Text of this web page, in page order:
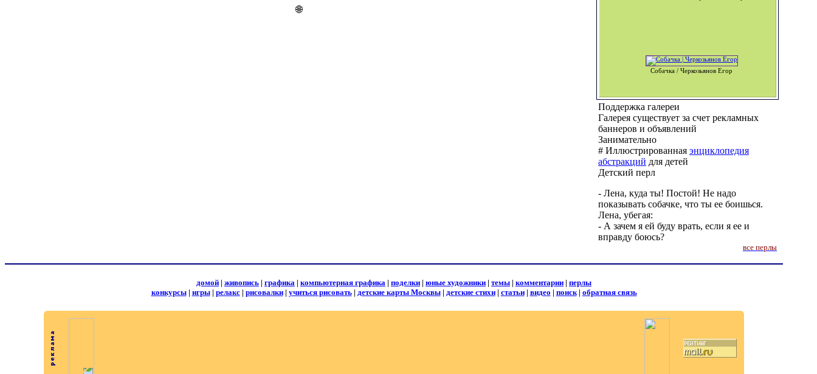
🌐
Собачка / Черкозьянов Егор
Поддержка галереи
Галерея существует за счет рекламных
баннеров и объявлений
Занимательно
# Иллюстрированная энциклопедия
абстракций для детей
Детский перл
- Лена, куда ты! Постой! Не надо
показывать собачке, что ты ее боишься.
Лена, убегая:
- А зачем я ей буду врать, если я ее и
вправду боюсь?
все перлы
домой | живопись | графика | компьютерная графика | поделки | юные художники | темы | комментарии | перлы
конкурсы| игры| релакс| рисовалки| учиться рисовать| детские карты Москвы| детские стихи| статьи| видео | поиск| обратная связь